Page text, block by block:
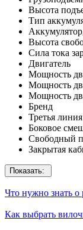
Высота
Тип
Высота
Сила тока
Двигатель
Мощность
Мощность
Мощность
Бренд
Третья
Боковое
Свободный
Закрытая
Показать:
Что нужно знать о
Как выбрать